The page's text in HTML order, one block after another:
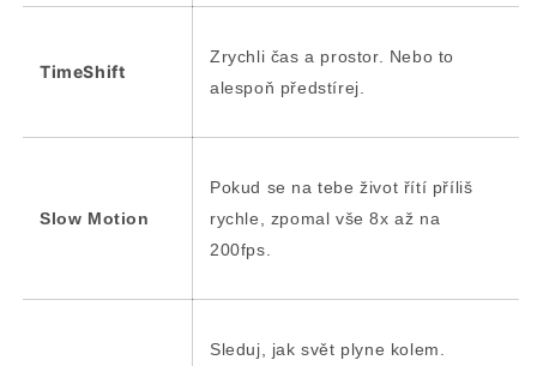
TimeShift
Zrychli čas a prostor. Nebo to
alespoň předstírej.
Slow Motion
Pokud se na tebe život řítí příliš
rychle, zpomal vše 8x až na
200fps.
Sleduj, jak svět plyne kolem.